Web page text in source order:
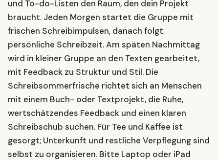
und To-do-Listen den Raum, den dein Projekt
braucht. Jeden Morgen startet die Gruppe mit
frischen Schreibimpulsen, danach folgt
persönliche Schreibzeit. Am späten Nachmittag
wird in kleiner Gruppe an den Texten gearbeitet,
mit Feedback zu Struktur und Stil. Die
Schreibsommerfrische richtet sich an Menschen
mit einem Buch- oder Textprojekt, die Ruhe,
wertschätzendes Feedback und einen klaren
Schreibschub suchen. Für Tee und Kaffee ist
gesorgt; Unterkunft und restliche Verpflegung sind
selbst zu organisieren. Bitte Laptop oder iPad